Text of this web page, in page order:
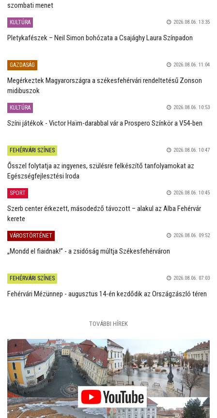
szombati menet
KULTÚRA 2026.08.06. 13:35
Pletykafészek – Neil Simon bohózata a Csajághy Laura Színpadon
GAZDASÁG 2026.08.06. 11:04
Megérkeztek Magyarországra a székesfehérvári rendeltetésű Zonson
midibuszok
KULTÚRA 2026.08.06. 10:53
Színi játékok - Victor Haïm-darabbal vár a Prospero Színkör a V54-ben
FEHÉRVÁRI SZÍNES 2026.08.06. 10:47
Ősszel folytatja az ingyenes, szülésre felkészítő tanfolyamokat az
Egészségfejlesztési Iroda
SPORT 2026.08.06. 10:45
Szerb center érkezett, másodedző távozott – alakul az Alba Fehérvár
kerete
VÁROSTÖRTÉNET 2026.08.06. 09:52
„Mondd el fiaidnak!” - a zsidóság múltja Székesfehérváron
FEHÉRVÁRI SZÍNES 2026.08.06. 07:03
Fehérvári Mézünnep - augusztus 14-én kezdődik az Országzászló téren
TOVÁBBI HÍREK